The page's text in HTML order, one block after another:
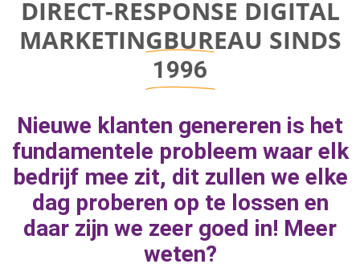
Digital
Marketing Bureau
marketingknoppen te draaien om naar
geweldige resultaten toe te werken.
MEER INFORMATIE
DIRECT-RESPONSE DIGITAL
MARKETINGBUREAU SINDS
1996
Nieuwe klanten genereren is het
fundamentele probleem waar elk
bedrijf mee zit, dit zullen we elke
dag proberen op te lossen en
daar zijn we zeer goed in! Meer
weten?